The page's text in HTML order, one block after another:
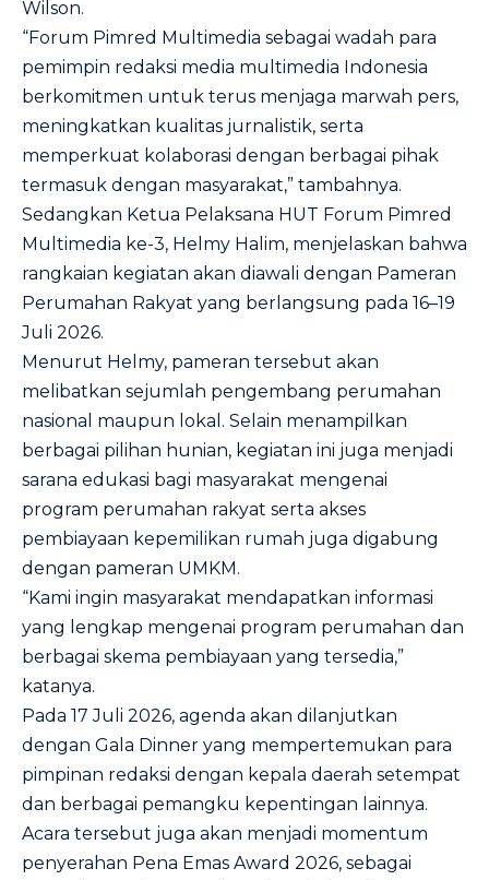
Wilson.
“Forum Pimred Multimedia sebagai wadah para
pemimpin redaksi media multimedia Indonesia
berkomitmen untuk terus menjaga marwah pers,
meningkatkan kualitas jurnalistik, serta
memperkuat kolaborasi dengan berbagai pihak
termasuk dengan masyarakat,” tambahnya.
Sedangkan Ketua Pelaksana HUT Forum Pimred
Multimedia ke-3, Helmy Halim, menjelaskan bahwa
rangkaian kegiatan akan diawali dengan Pameran
Perumahan Rakyat yang berlangsung pada 16–19
Juli 2026.
Menurut Helmy, pameran tersebut akan
melibatkan sejumlah pengembang perumahan
nasional maupun lokal. Selain menampilkan
berbagai pilihan hunian, kegiatan ini juga menjadi
sarana edukasi bagi masyarakat mengenai
program perumahan rakyat serta akses
pembiayaan kepemilikan rumah juga digabung
dengan pameran UMKM.
“Kami ingin masyarakat mendapatkan informasi
yang lengkap mengenai program perumahan dan
berbagai skema pembiayaan yang tersedia,”
katanya.
Pada 17 Juli 2026, agenda akan dilanjutkan
dengan Gala Dinner yang mempertemukan para
pimpinan redaksi dengan kepala daerah setempat
dan berbagai pemangku kepentingan lainnya.
Acara tersebut juga akan menjadi momentum
penyerahan Pena Emas Award 2026, sebagai